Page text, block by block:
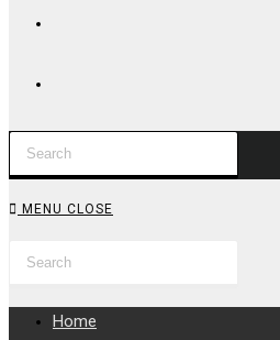
WEBSITE
SEARCH
panel.
MENU CLOSE
website
to
Home